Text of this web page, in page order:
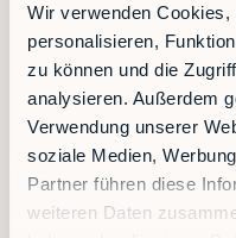
Wir verwenden
personalisieren,
zu können und die
analysieren. Außerdem
Verwendung unserer
soziale Medien,
Partner führen diese
weiteren Daten
eingesetzte Roboter
senken und sich
amortisieren.
Wahre
Dank des einfachen